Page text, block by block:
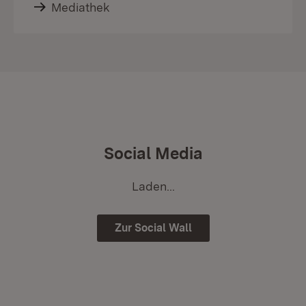
Mediathek
Social Media
Laden...
Zur Social Wall